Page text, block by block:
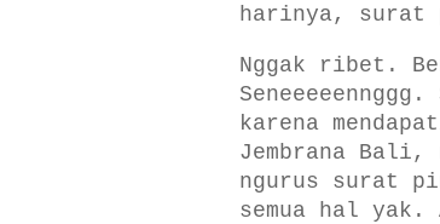
harinya, surat
Nggak ribet.
karena
Jembrana Bali,
ngurus surat
semua hal yak.